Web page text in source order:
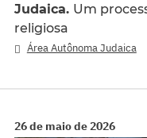
Judaica. Um
religiosa
Área Autônoma Judaica
26 de maio de 2026